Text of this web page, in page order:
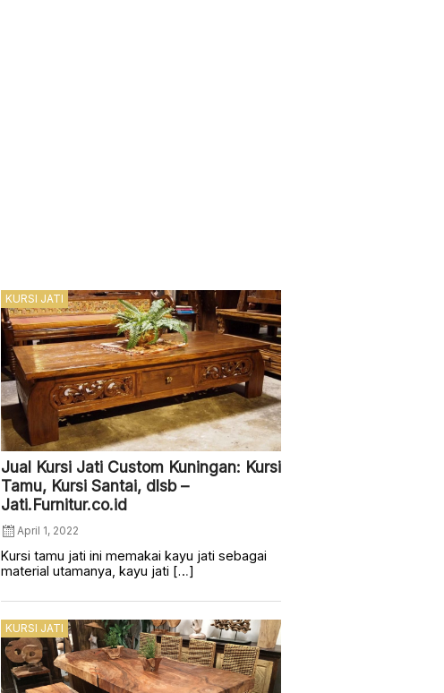
KURSI JATI
Jual Kursi Jati Custom Kuningan: Kursi
Tamu, Kursi Santai, dlsb –
Jati.Furnitur.co.id
April 1, 2022
Kursi tamu jati ini memakai kayu jati sebagai
material utamanya, kayu jati […]
KURSI JATI